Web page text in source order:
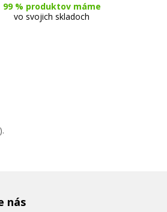
99 % produktov máme
vo svojich skladoch
nás